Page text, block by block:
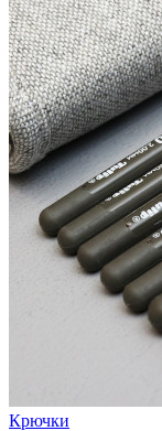
Крючки